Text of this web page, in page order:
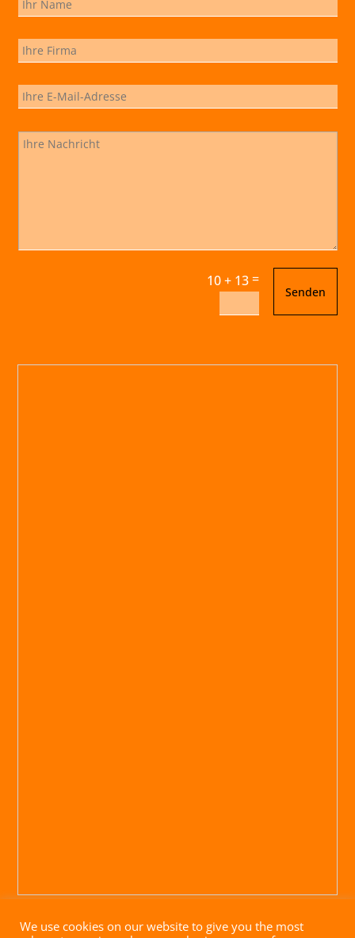
10 + 13=
Senden
We use cookies on our website to give you the most